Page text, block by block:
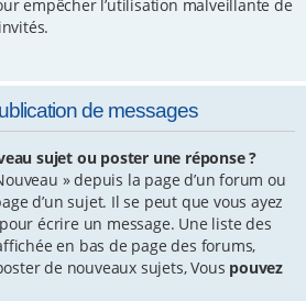
empêcher l’utilisation malveillante de
de messages
sujet ou poster une réponse ?
» depuis la page d’un forum ou
d’un sujet. Il se peut que vous ayez
écrire un message. Une liste des
en bas de page des forums,
de nouveaux sujets, Vous pouvez